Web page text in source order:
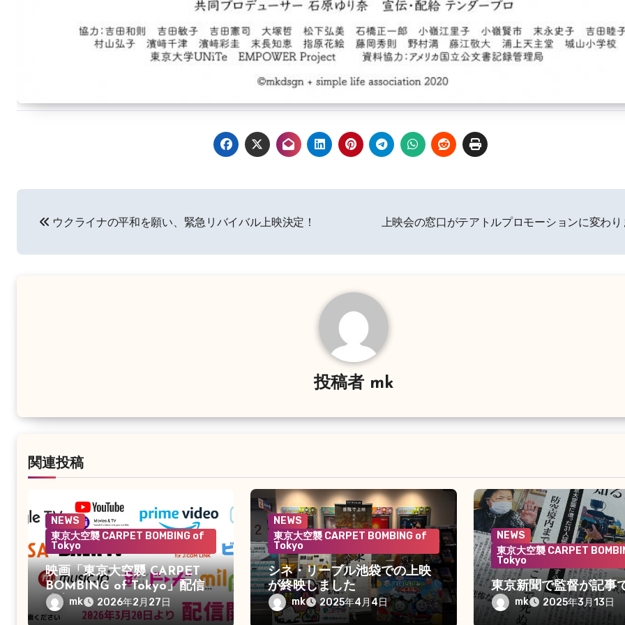
ナ
ウクライナの平和を願い、緊急リバイバル上映決定！ 上映会の窓口がテアトルプロモーションに変わ
投稿者 mk
関連投稿
NEWS
東京大空襲 CARPET BOMBING of
Tokyo
映画「東京大空襲 CARPET
BOMBING of Tokyo」配信
決定mk 2026年2月27日
NEWS
東京大空襲 CARPET BOMBING of
Tokyo
シネ・リーブル池袋での上映
が終映しました
mk 2025年4月4日
NEWS
東京大空襲 CARPET
Tokyo
東京新聞で監督が記事
mk 2025年3月13日